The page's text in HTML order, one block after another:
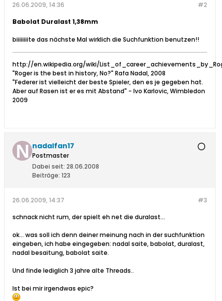
#2
26.06.2009, 14:36
Babolat Duralast 1,38mm
biiiiiiiite das nächste Mal wirklich die Suchfunktion benutzen!!
http://en.wikipedia.org/wiki/
"Roger is the best in history, No?" Rafa Nadal, 2008
"Federer ist vielleicht der beste Spieler, den es je gegeben hat.
Aber auf Rasen ist er es mit Abstand" - Ivo Karlovic, Wimbledon
2009
nadalfan17
Postmaster
Dabei seit: 28.06.2008
Beiträge: 123
#3
26.06.2009, 14:37
schnack nicht rum, der spielt eh net die duralast...
ok... was soll ich denn deiner meinung nach in der suchfunktion
eingeben, ich habe eingegeben: nadal saite, babolat, duralast,
nadal besaitung, babolat saite.
Und finde lediglich 3 jahre alte Threads..
Ist bei mir irgendwas epic?